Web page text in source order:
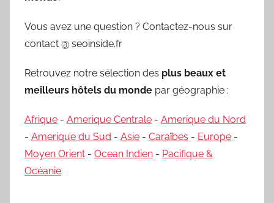
Vous avez une question ? Contactez-nous sur
contact @ seoinside.fr
Retrouvez notre sélection des plus beaux et
meilleurs hôtels du monde par géographie :
Afrique - Amerique Centrale - Amerique du Nord
- Amerique du Sud - Asie - Caraïbes - Europe -
Moyen Orient - Ocean Indien - Pacifique &
Océanie